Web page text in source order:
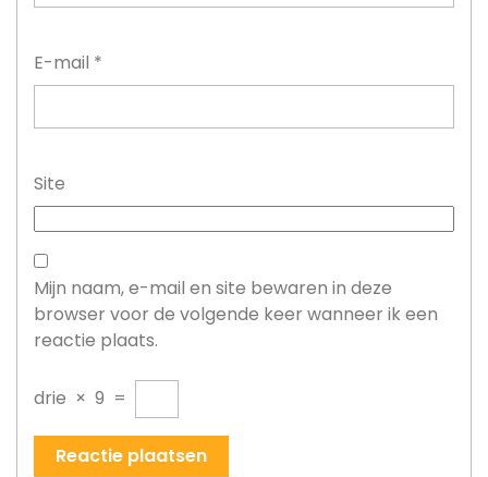
E-mail *
Site
Mijn naam, e-mail en site bewaren in deze
browser voor de volgende keer wanneer ik een
reactie plaats.
drie × 9 =